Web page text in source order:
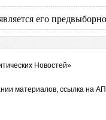
его
Новостей»
материалов, ссылка на